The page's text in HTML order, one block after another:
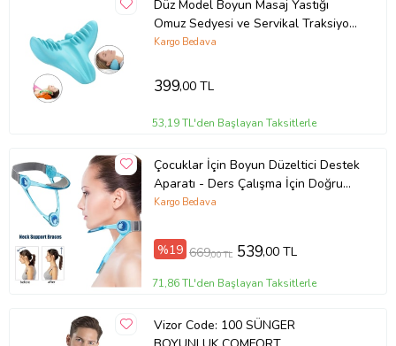
Düz Model Boyun Masaj Yastığı
Omuz Sedyesi ve Servikal Traksiyon
Cihazı
Kargo Bedava
399,00 TL
53,19 TL'den Başlayan Taksitlerle
Çocuklar İçin Boyun Düzeltici Destek
Aparatı - Ders Çalışma İçin Doğru
Duruş Yardımcısı (Mavi)
Kargo Bedava
%19 669,00 TL 539,00 TL
71,86 TL'den Başlayan Taksitlerle
Vizor Code: 100 SÜNGER